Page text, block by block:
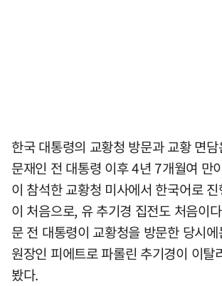
한국 대통령의 교황청 방문과 교황 면
문재인 전 대통령 이후 4년 7개월여 만
이 참석한 교황청 미사에서 한국어로
이 처음으로, 유 추기경 집전도 처음이
문 전 대통령이 교황청을 방문한 당시
원장인 피에트로 파롤린 추기경이 이탈
봤다.